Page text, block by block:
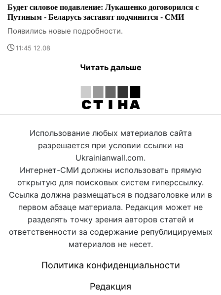
Будет силовое подавление: Лукашенко договорился с
Путиным - Беларусь заставят подчинится - СМИ
Появились новые подробности.
11:45 12.08
Читать дальше
Использование любых материалов сайта
разрешается при условии ссылки на
Ukrainianwall.com.
Интернет-СМИ должны использовать прямую
открытую для поисковых систем гиперссылку.
Ссылка должна размещаться в подзаголовке или в
первом абзаце материала. Редакция может не
разделять точку зрения авторов статей и
ответственности за содержание републицируемых
материалов не несет.
Политика конфиденциальности
Редакция